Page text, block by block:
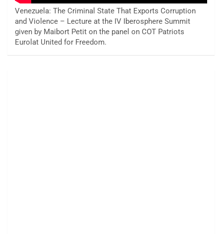
Venezuela: The Criminal State That Exports Corruption
and Violence – Lecture at the IV Iberosphere Summit
given by Maibort Petit on the panel on COT Patriots
Eurolat United for Freedom.